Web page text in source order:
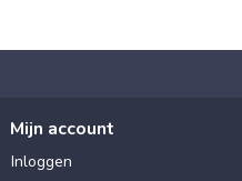
Mijn account
Inloggen